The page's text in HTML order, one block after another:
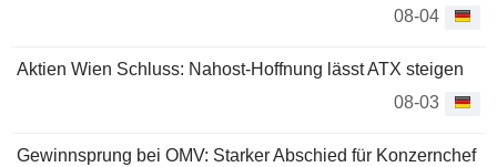
08-04
Aktien Wien Schluss: Nahost-Hoffnung lässt ATX steigen
08-03
Gewinnsprung bei OMV: Starker Abschied für Konzernchef